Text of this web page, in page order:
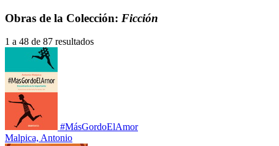
Obras de la Colección: Ficción
1 a 48 de 87 resultados
#MásGordoElAmor
Malpica, Antonio